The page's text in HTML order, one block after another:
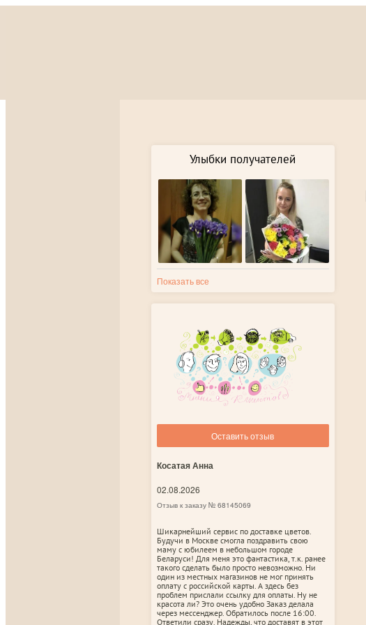
Улыбки получателей
Показать все
Оставить отзыв
Косатая Анна
02.08.2026
Отзыв к заказу № 68145069
Шикарнейший сервис по доставке цветов.
Будучи в Москве смогла поздравить свою
маму с юбилеем в небольшом городе
Беларуси! Для меня это фантастика, т.к. ранее
такого сделать было просто невозможно. Ни
один из местных магазинов не мог принять
оплату с российской карты. А здесь без
проблем прислали ссылку для оплаты. Ну не
красота ли? Это очень удобно Заказ делала
через мессенджер. Обратилось после 16:00.
Ответили сразу. Надежды, что доставят в этот